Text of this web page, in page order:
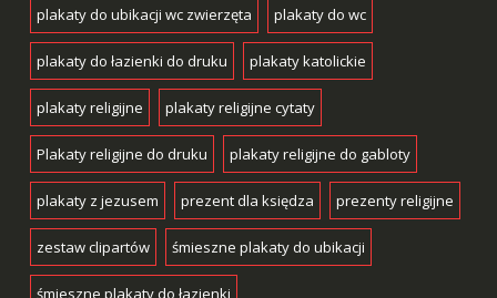
plakaty do ubikacji wc zwierzęta plakaty do wc
plakaty do łazienki do druku plakaty katolickie
plakaty religijne plakaty religijne cytaty
Plakaty religijne do druku plakaty religijne do gabloty
plakaty z jezusem prezent dla księdza prezenty religijne
zestaw clipartów śmieszne plakaty do ubikacji
śmieszne plakaty do łazienki